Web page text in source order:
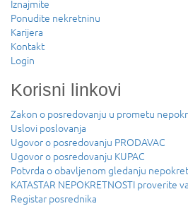
Iznajmite
Ponudite nekretninu
Karijera
Kontakt
Login
Korisni linkovi
Zakon o posredovanju u prometu
Uslovi poslovanja
Ugovor o posredovanju PRODAVAC
Ugovor o posredovanju KUPAC
Potvrda o obavljenom gledanju
KATASTAR NEPOKRETNOSTI proverite
Registar posrednika